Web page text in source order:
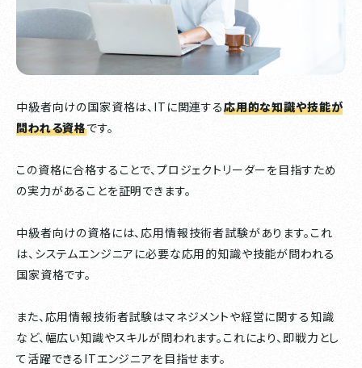
中級者向けの国家資格は、ITに関連する応用的な知識や技能が
問われる資格です。
この資格に合格することで、プロジェクトリーダーを目指すため
の実力があることを証明できます。
中級者向けの資格には、応用情報技術者試験があります。これ
は、システムエンジニアに必要な応用的知識や技能が問われる
国家資格です。
また、応用情報技術者試験はマネジメントや経営に関する知識
など、幅広い知識やスキルが問われます。これにより、即戦力とし
て活躍できるITエンジニアを目指せます。